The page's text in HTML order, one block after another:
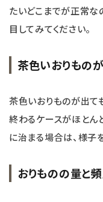
たいどこまでが正常な
目してみてください。
茶色いおりもの
茶色いおりものが出
終わるケースがほとん
に治まる場合は、様子
おりものの量と